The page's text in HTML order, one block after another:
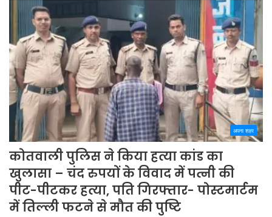
अपना शहर
कोतवाली पुलिस ने किया हत्या कांड का
खुलासा – चंद रुपयों के विवाद में पत्नी की
पीट-पीटकर हत्या, पति गिरफ्तार- पोस्टमार्टम
में तिल्ली फटने से मौत की पुष्टि